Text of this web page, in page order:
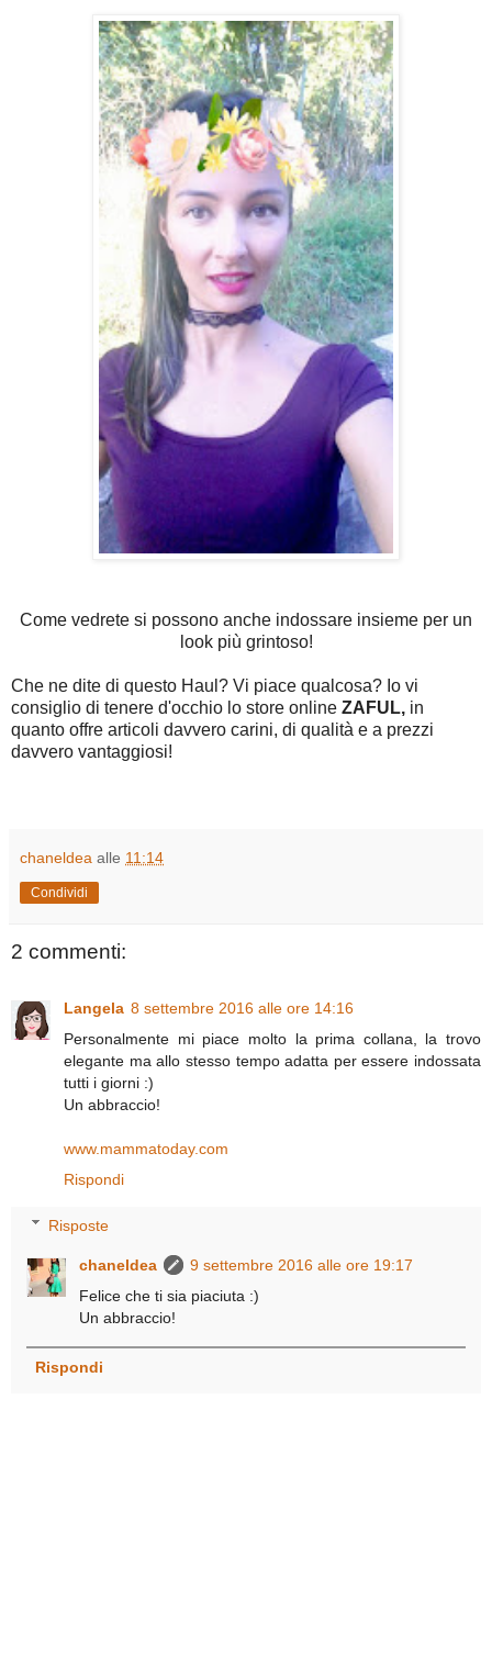
Come vedrete si possono anche indossare insieme per un
look più grintoso!
Che ne dite di questo Haul? Vi piace qualcosa? Io vi
consiglio di tenere d'occhio lo store online ZAFUL, in
quanto offre articoli davvero carini, di qualità e a prezzi
davvero vantaggiosi!
chaneldea alle 11:14
Condividi
2 commenti:
Langela 8 settembre 2016 alle ore 14:16
Personalmente mi piace molto la prima collana, la trovo
elegante ma allo stesso tempo adatta per essere indossata
tutti i giorni :)
Un abbraccio!
www.mammatoday.com
Rispondi
Risposte
chaneldea
9 settembre 2016 alle ore 19:17
Felice che ti sia piaciuta :)
Un abbraccio!
Rispondi